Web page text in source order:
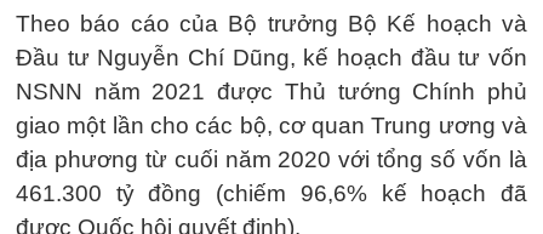
Theo báo cáo của Bộ trưởng Bộ Kế hoạch và
Đầu tư Nguyễn Chí Dũng, kế hoạch đầu tư vốn
NSNN năm 2021 được Thủ tướng Chính phủ
giao một lần cho các bộ, cơ quan Trung ương và
địa phương từ cuối năm 2020 với tổng số vốn là
461.300 tỷ đồng (chiếm 96,6% kế hoạch đã
được Quốc hội quyết định).